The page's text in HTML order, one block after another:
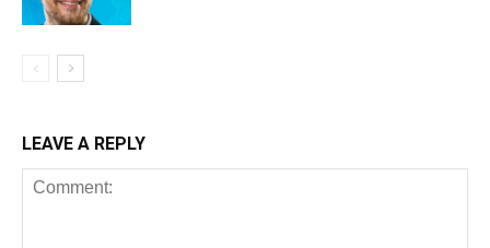
LEAVE A REPLY